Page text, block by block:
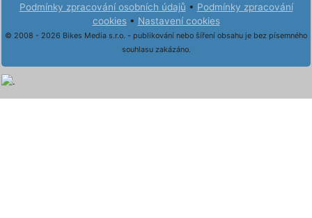
Podmínky zpracování osobních údajů • Podmínky zpracování
cookies• Nastavení cookies
© 2008 - 2026 Bikes Media s.r.o. - publikování nebo šíření obsahu je bez písemného
souhlasu zakázáno.